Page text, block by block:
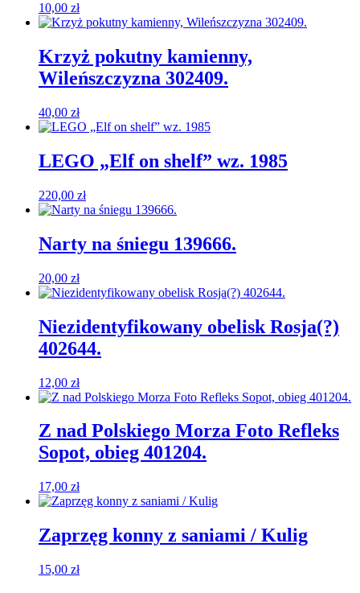
10,00 zł
Krzyż pokutny kamienny,
Wileńszczyzna 302409.
40,00 zł
LEGO „Elf on shelf” wz. 1985
220,00 zł
Narty na śniegu 139666.
20,00 zł
Niezidentyfikowany obelisk Rosja(?)
402644.
12,00 zł
Z nad Polskiego Morza Foto Refleks
Sopot, obieg 401204.
17,00 zł
Zaprzęg konny z saniami / Kulig
15,00 zł